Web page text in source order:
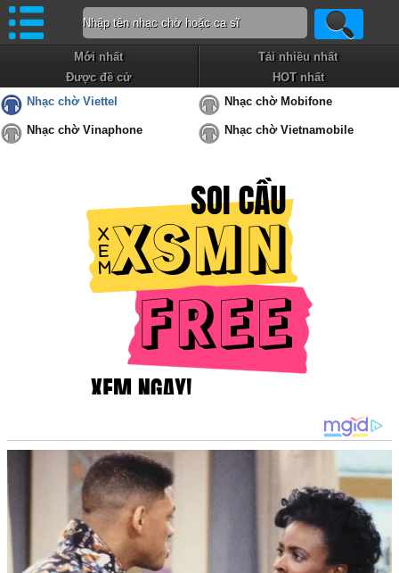
Mới nhất
Tải nhiều nhất
Được đề cử
HOT nhất
Nhạc chờ Viettel
Nhạc chờ Mobifone
Nhạc chờ Vinaphone Nhạc chờ Vietnamobile